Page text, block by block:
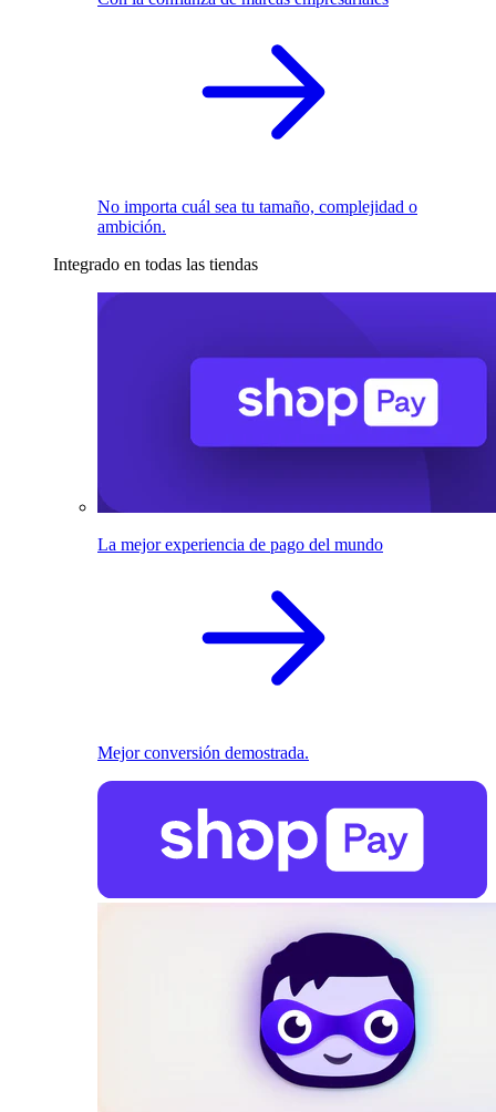
No importa cuál sea tu tamaño, complejidad o
ambición.
Integrado en todas las tiendas
La mejor experiencia de pago del mundo
Mejor conversión demostrada.